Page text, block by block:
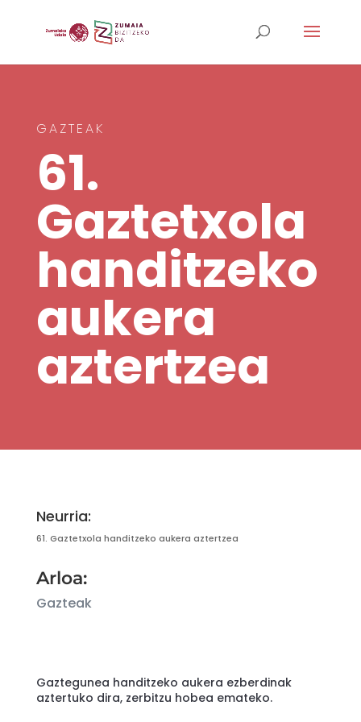
GAZTEAK
61.
Gaztetxola
handitzeko
aukera
aztertzea
Neurria:
61. Gaztetxola handitzeko aukera aztertzea
Arloa:
Gazteak
Gaztegunea handitzeko aukera ezberdinak
aztertuko dira, zerbitzu hobea emateko.